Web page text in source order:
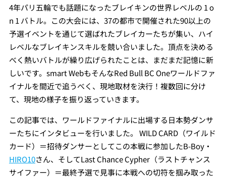
4年パリ五輪でも話題になったブレイキンの世界レベルの 1 o
n 1 バトル。この大会には、37の都市で開催された90以上の
予選イベントを通じて選ばれたブレイカーたちが集い、ハイ
レベルなブレイキンスキルを競い合いました。頂点を決める
べく熱いバトルが繰り広げられたことは、まだまだ記憶に新
しいです。smart WebもそんなRed Bull BC Oneワールドファ
イナルを間近で追うべく、現地取材を決行！複数回に分け
て、現地の様子を振り返っていきます。
この記事では、ワールドファイナルに出場する日本勢ダンサ
ーたちにインタビューを行いました。 WILD CARD（ワイルド
カード）＝招待ダンサーとしてこの本戦に参加したB-Boy・
HIRO10さん、そしてLast Chance Cypher（ラストチャンス
サイファー）＝最終予選で見事に本戦への切符を掴み取った